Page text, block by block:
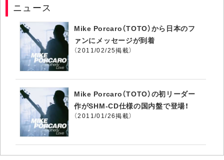
ニュース
Mike Porcaro（TOTO）から日本のフ
ァンにメッセージが到着
（2011/02/25掲載）
Mike Porcaro（TOTO）の初リーダー
作がSHM-CD仕様の国内盤で登場！
（2011/01/26掲載）